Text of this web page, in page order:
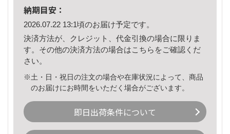
納期目安：
2026.07.22 13:1頃のお届け予定です。
決済方法が、クレジット、代金引換の場合に限りま
す。その他の決済方法の場合はこちら をご確認くだ
さい。
※土・日・祝日の注文の場合や在庫状況によって、商品
のお届けにお時間をいただく場合がございます。
即日出荷条件について